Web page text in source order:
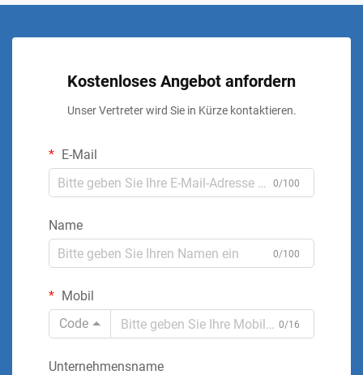
Kostenloses Angebot anfordern
Unser Vertreter wird Sie in Kürze kontaktieren.
E-Mail
0/100
Name
0/100
Mobil
Code
0/16
Unternehmensname